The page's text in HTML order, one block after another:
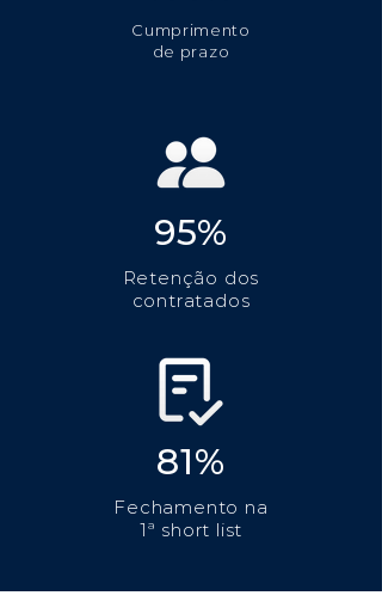
Cumprimento
de prazo
95%
Retenção dos
contratados
81%
Fechamento na
1ª short list